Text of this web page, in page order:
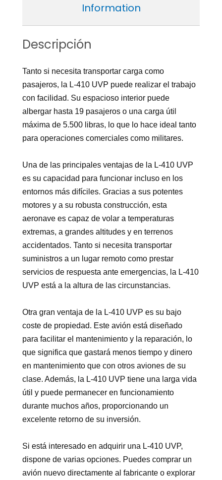
Information
Descripción
Tanto si necesita transportar carga como
pasajeros, la L-410 UVP puede realizar el trabajo
con facilidad. Su espacioso interior puede
albergar hasta 19 pasajeros o una carga útil
máxima de 5.500 libras, lo que lo hace ideal tanto
para operaciones comerciales como militares.
Una de las principales ventajas de la L-410 UVP
es su capacidad para funcionar incluso en los
entornos más difíciles. Gracias a sus potentes
motores y a su robusta construcción, esta
aeronave es capaz de volar a temperaturas
extremas, a grandes altitudes y en terrenos
accidentados. Tanto si necesita transportar
suministros a un lugar remoto como prestar
servicios de respuesta ante emergencias, la L-410
UVP está a la altura de las circunstancias.
Otra gran ventaja de la L-410 UVP es su bajo
coste de propiedad. Este avión está diseñado
para facilitar el mantenimiento y la reparación, lo
que significa que gastará menos tiempo y dinero
en mantenimiento que con otros aviones de su
clase. Además, la L-410 UVP tiene una larga vida
útil y puede permanecer en funcionamiento
durante muchos años, proporcionando un
excelente retorno de su inversión.
Si está interesado en adquirir una L-410 UVP,
dispone de varias opciones. Puedes comprar un
avión nuevo directamente al fabricante o explorar